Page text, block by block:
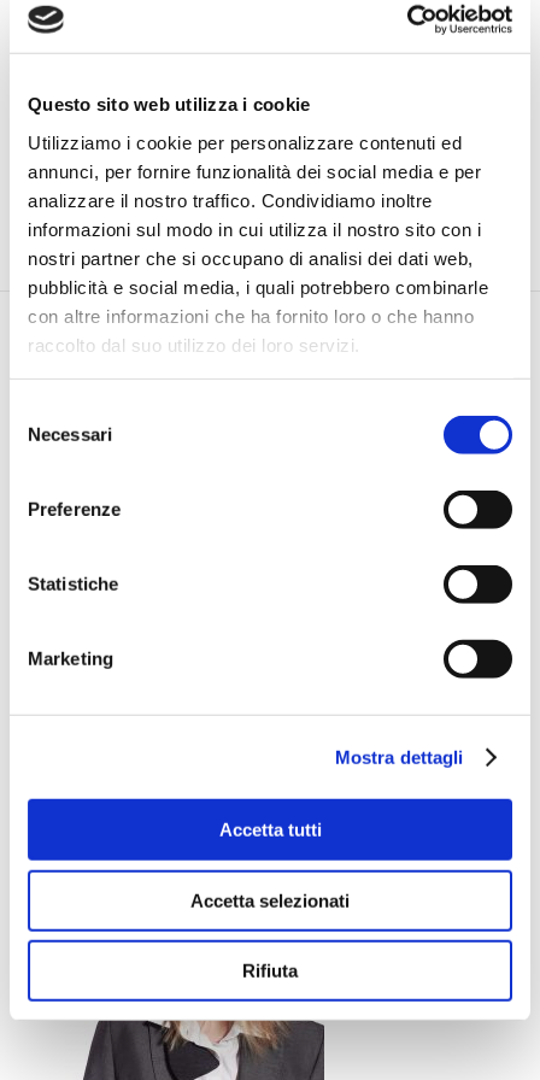
Questo sito web utilizza i cookie
Utilizziamo i cookie per personalizzare contenuti ed
annunci, per fornire funzionalità dei social media e per
analizzare il nostro traffico. Condividiamo inoltre
informazioni sul modo in cui utilizza il nostro sito con i
nostri partner che si occupano di analisi dei dati web,
pubblicità e social media, i quali potrebbero combinarle
con altre informazioni che ha fornito loro o che hanno
raccolto dal suo utilizzo dei loro servizi.
delNecessari
Preferenze
Statistiche
Marketing
Mostra dettagli
Accetta tutti
Accetta selezionati
Rifiuta
TEL |